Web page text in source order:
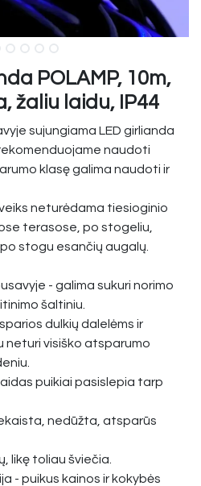
POLAMP, 10m,
žaliu laidu, IP44
sujungiama LED girlianda
naudoti
klasę galima naudoti ir
neturėdama tiesioginio
terasose, po stogeliu,
stogu esančių augalų.
- galima sukuri norimo
šaltiniu.
dulkių dalelėms ir
neturi visiško atsparumo
puikiai pasislepia tarp
nedūžta, atsparūs
likę toliau šviečia.
- puikus kainos ir kokybės